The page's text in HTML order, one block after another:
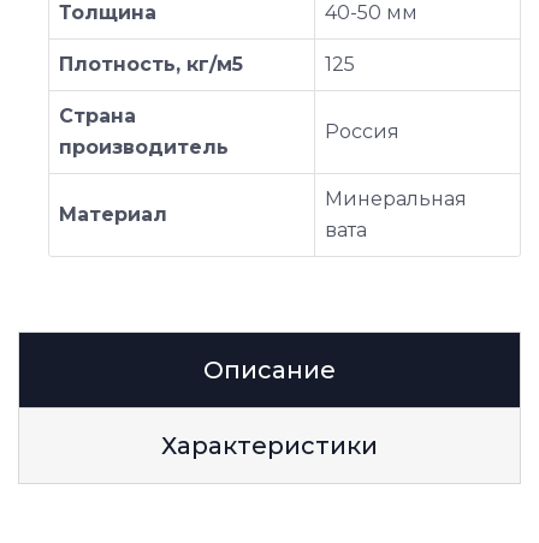
Толщина 40-50 мм
Плотность, кг/м5 125
Страна
производитель
Россия
Материал
Минеральная
вата
Описание
Характеристики